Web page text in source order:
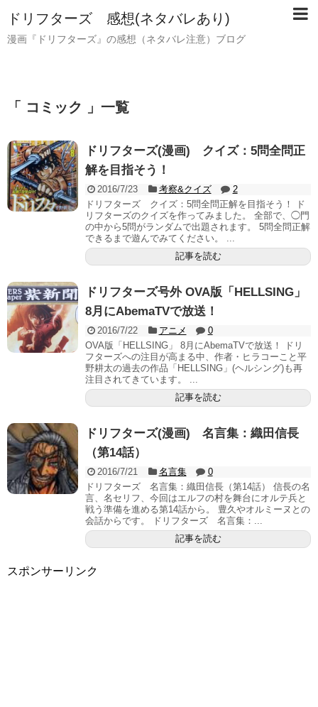
ドリフターズ 感想(ネタバレあり)
漫画『ドリフターズ』の感想（ネタバレ注意）ブログ
「 コミック 」一覧
ドリフターズ(漫画) クイズ：5問全問正
解を目指そう！
2016/7/23 考察&クイズ
2
ドリフターズ クイズ：5問全問正解を目指そう！ ド
リフターズのクイズを作ってみました。 全部で、◯門
の中から5問がランダムで出題されます。 5問全問正解
できるまで遊んでみてください。 ...
記事を読む
ドリフターズ号外 OVA版「HELLSING」
8月にAbemaTVで放送！
2016/7/22 アニメ
0
OVA版「HELLSING」 8月にAbemaTVで放送！ ドリ
フターズへの注目が高まる中、作者・ヒラコーこと平
野耕太の過去の作品「HELLSING」(ヘルシング)も再
注目されてきています。 ...
記事を読む
ドリフターズ(漫画) 名言集：織田信長
（第14話）
2016/7/21 名言集
0
ドリフターズ 名言集：織田信長（第14話） 信長の名
言、名セリフ、今回はエルフの村を舞台にオルテ兵と
戦う準備を進める第14話から。 豊久やオルミーヌとの
会話からです。 ドリフターズ 名言集：...
記事を読む
スポンサーリンク